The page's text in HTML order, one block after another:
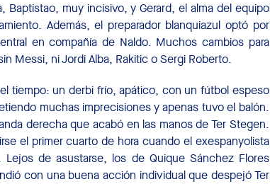
Baptistao, muy incisivo, y Gerard, el alma del equipo
Además, el preparador blanquiazul optó por
en compañía de Naldo. Muchos cambios para
Messi, ni Jordi Alba, Rakitic o Sergi Roberto.
tiempo: un derbi frío, apático, con un fútbol espeso
muchas imprecisiones y apenas tuvo el balón.
derecha que acabó en las manos de Ter Stegen.
el primer cuarto de hora cuando el exespanyolista
de asustarse, los de Quique Sánchez Flores
con una buena acción individual que despejó Ter